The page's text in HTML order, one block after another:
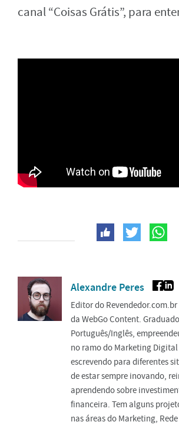
canal “Coisas Grátis”, para
Alexandre Peres
Editor do
da WebGo Content.
Português/Inglês,
no ramo do Marketing Digital
escrevendo para diferentes
de estar sempre inovando,
aprendendo sobre
financeira. Tem alguns
nas áreas do Marketing,